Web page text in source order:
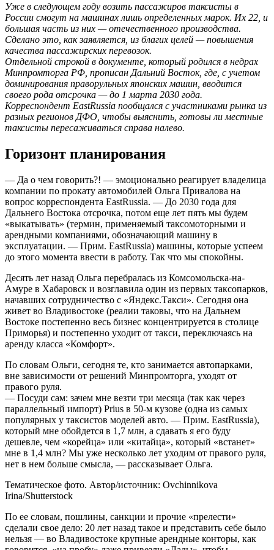
Уже в следующем году возить пассажиров таксисты в
России смогут на машинах лишь определенных марок. Их 22, и
большая часть из них — отечественного производства.
Сделано это, как заявляется, из благих целей — повышения
качества пассажирских перевозок.
Отдельной строкой в документе, который родился в недрах
Минпромторга РФ, прописан Дальний Восток, где, с учетом
доминирования праворульных японских машин, вводится
своего рода отсрочка — до 1 марта 2030 года.
Корреспондент EastRussia пообщался с участниками рынка из
разных регионов ДФО, чтобы выяснить, готовы ли местные
таксисты пересаживаться справа налево.
Горизонт планирования
— Да о чем говорить?! — эмоционально реагирует владелица
компании по прокату автомобилей Ольга Привалова на
вопрос корреспондента EastRussia. — До 2030 года для
Дальнего Востока отсрочка, потом еще лет пять мы будем
«выкатывать» (термин, применяемый таксомоторными и
арендными компаниями, обозначающий машину в
эксплуатации. — Прим. EastRussia) машины, которые успеем
до этого момента ввести в работу. Так что мы спокойны.
Десять лет назад Ольга перебралась из Комсомольска-на-
Амуре в Хабаровск и возглавила один из первых таксопарков,
начавших сотрудничество с «Яндекс.Такси». Сегодня она
живет во Владивостоке (реалии таковы, что на Дальнем
Востоке постепенно весь бизнес концентрируется в столице
Приморья) и постепенно уходит от такси, переключаясь на
аренду класса «Комфорт».
По словам Ольги, сегодня те, кто занимается автопарками,
вне зависимости от решений Минпромторга, уходят от
правого руля.
— Посуди сам: зачем мне везти три месяца (так как через
параллельный импорт) Prius в 50-м кузове (одна из самых
популярных у таксистов моделей авто. — Прим. EastRussia),
который мне обойдется в 1,7 млн, а сдавать я его буду
дешевле, чем «корейца» или «китайца», который «встанет»
мне в 1,4 млн? Мы уже несколько лет уходим от правого руля,
нет в нем больше смысла, — рассказывает Ольга.
Тематическое фото. Автор/источник: Ovchinnikova
Irina/Shutterstock
По ее словам, пошлины, санкции и прочие «прелести»
сделали свое дело: 20 лет назад такое и представить себе было
нельзя — во Владивостоке крупные арендные конторы, как